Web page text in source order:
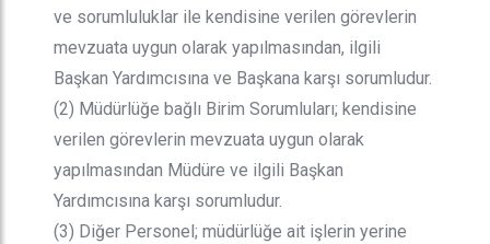
ve sorumluluklar ile kendisine verilen görevlerin
mevzuata uygun olarak yapılmasından, ilgili
Başkan Yardımcısına ve Başkana karşı sorumludur.
(2) Müdürlüğe bağlı Birim Sorumluları; kendisine
verilen görevlerin mevzuata uygun olarak
yapılmasından Müdüre ve ilgili Başkan
Yardımcısına karşı sorumludur.
(3) Diğer Personel; müdürlüğe ait işlerin yerine